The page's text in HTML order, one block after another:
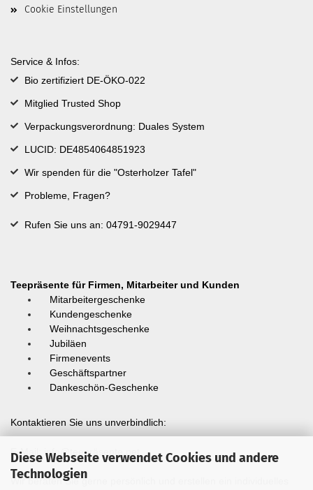
Diese Webseite verwendet Cookies und andere
Technologien
Cookie Einstellungen
Service & Infos:
Bio zertifiziert DE-ÖKO-022
Mitglied Trusted Shop
Verpackungsverordnung: Duales System
LUCID: DE4854064851923
Wir spenden für die "Osterholzer Tafel"
Probleme, Fragen?
Rufen Sie uns an: 04791-9029447
Teepräsente für Firmen, Mitarbeiter und Kunden
Mitarbeitergeschenke
Kundengeschenke
Weihnachtsgeschenke
Jubiläen
Firmenevents
Geschäftspartner
Dankeschön-Geschenke
Kontaktieren Sie uns unverbindlich:
E-Mail: info@teepräsente.net
Wir beraten Sie gerne persönlich und erstellen ein individuelles